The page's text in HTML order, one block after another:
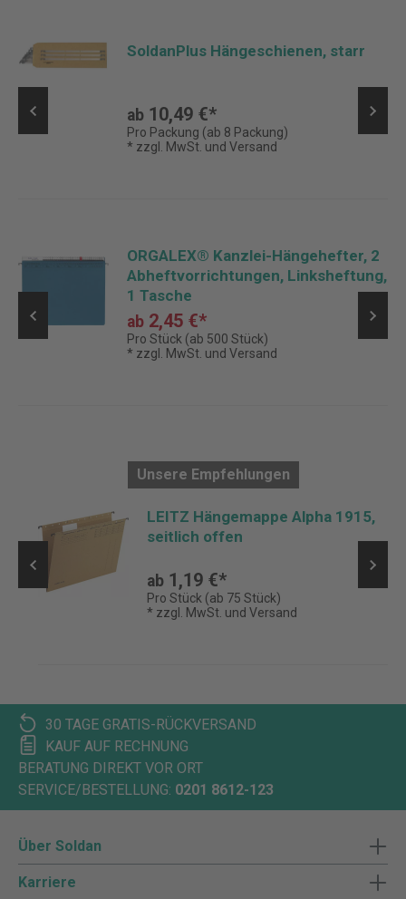
SoldanPlus Hängeschienen, starr
ab 10,49 €*
Pro Packung (ab 8 Packung)
* zzgl. MwSt. und Versand
ORGALEX® Kanzlei-Hängehefter, 2
Abheftvorrichtungen, Linksheftung,
1 Tasche
ab 2,45 €*
Pro Stück (ab 500 Stück)
* zzgl. MwSt. und Versand
Unsere Empfehlungen
LEITZ Hängemappe Alpha 1915,
seitlich offen
ab 1,19 €*
Pro Stück (ab 75 Stück)
* zzgl. MwSt. und Versand
30 TAGE GRATIS-RÜCKVERSAND
KAUF AUF RECHNUNG
BERATUNG DIREKT VOR ORT
SERVICE/BESTELLUNG: 0201 8612-123
Über Soldan
Karriere